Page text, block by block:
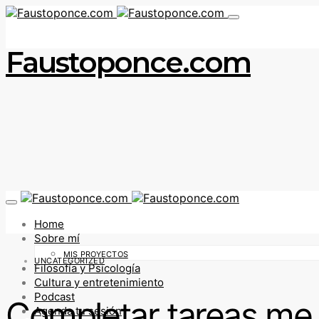
Faustoponce.com
Home
Sobre mí
MIS PROYECTOS
Filosofía y Psicología
Cultura y entretenimiento
Podcast
Agenda tu sesión
UNCATEGORIZED